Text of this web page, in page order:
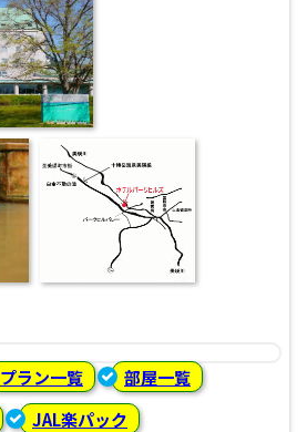
プラン一覧
部屋一覧
JAL楽パック